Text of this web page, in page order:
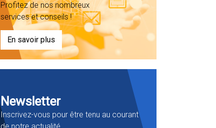
Profitez de nos nombreux
services et conseils !
En savoir plus
Newsletter
Inscrivez-vous pour être tenu au courant